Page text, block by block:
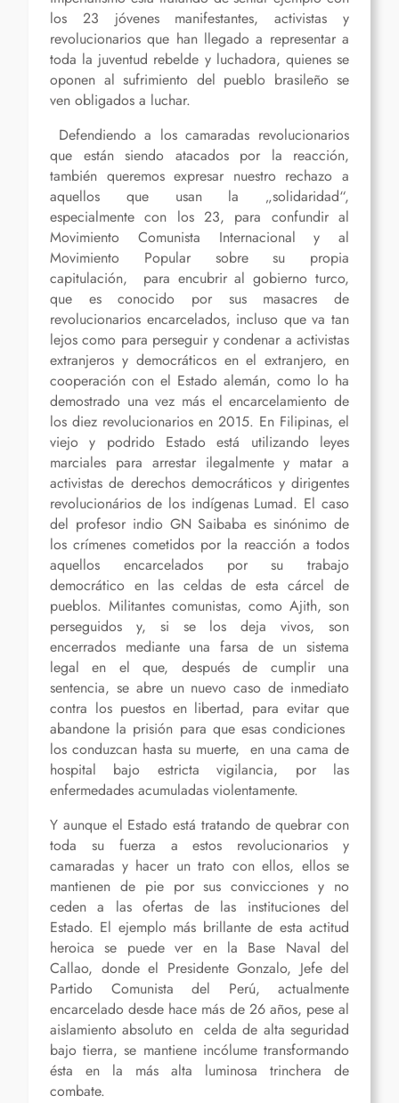
los 23 jóvenes manifestantes, activistas y
revolucionarios que han llegado a representar a
toda la juventud rebelde y luchadora, quienes se
oponen al sufrimiento del pueblo brasileño se
ven obligados a luchar.
Defendiendo a los camaradas revolucionarios
que están siendo atacados por la reacción,
también queremos expresar nuestro rechazo a
aquellos que usan la „solidaridad“,
especialmente con los 23, para confundir al
Movimiento Comunista Internacional y al
Movimiento Popular sobre su propia
capitulación, para encubrir al gobierno turco,
que es conocido por sus masacres de
revolucionarios encarcelados, incluso que va tan
lejos como para perseguir y condenar a activistas
extranjeros y democráticos en el extranjero, en
cooperación con el Estado alemán, como lo ha
demostrado una vez más el encarcelamiento de
los diez revolucionarios en 2015. En Filipinas, el
viejo y podrido Estado está utilizando leyes
marciales para arrestar ilegalmente y matar a
activistas de derechos democráticos y dirigentes
revolucionários de los indígenas Lumad. El caso
del profesor indio GN Saibaba es sinónimo de
los crímenes cometidos por la reacción a todos
aquellos encarcelados por su trabajo
democrático en las celdas de esta cárcel de
pueblos. Militantes comunistas, como Ajith, son
perseguidos y, si se los deja vivos, son
encerrados mediante una farsa de un sistema
legal en el que, después de cumplir una
sentencia, se abre un nuevo caso de inmediato
contra los puestos en libertad, para evitar que
abandone la prisión para que esas condiciones
los conduzcan hasta su muerte, en una cama de
hospital bajo estricta vigilancia, por las
enfermedades acumuladas violentamente.
Y aunque el Estado está tratando de quebrar con
toda su fuerza a estos revolucionarios y
camaradas y hacer un trato con ellos, ellos se
mantienen de pie por sus convicciones y no
ceden a las ofertas de las instituciones del
Estado. El ejemplo más brillante de esta actitud
heroica se puede ver en la Base Naval del
Callao, donde el Presidente Gonzalo, Jefe del
Partido Comunista del Perú, actualmente
encarcelado desde hace más de 26 años, pese al
aislamiento absoluto en celda de alta seguridad
bajo tierra, se mantiene incólume transformando
ésta en la más alta luminosa trinchera de
combate.